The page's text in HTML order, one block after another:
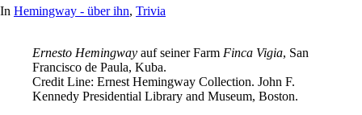
In Hemingway - über ihn, Trivia
Ernesto Hemingway auf seiner Farm Finca Vigia, San
Francisco de Paula, Kuba.
Credit Line: Ernest Hemingway Collection. John F.
Kennedy Presidential Library and Museum, Boston.